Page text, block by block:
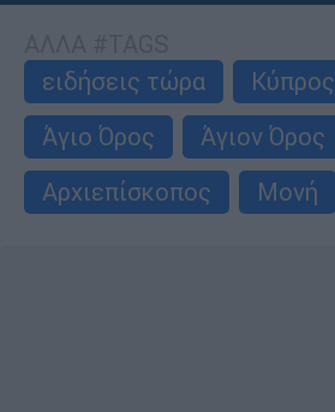
ειδήσεις τώρα
Κύπρος
Άγιο Όρος
Άγιον Όρος
Αρχιεπίσκοπος
Μονή